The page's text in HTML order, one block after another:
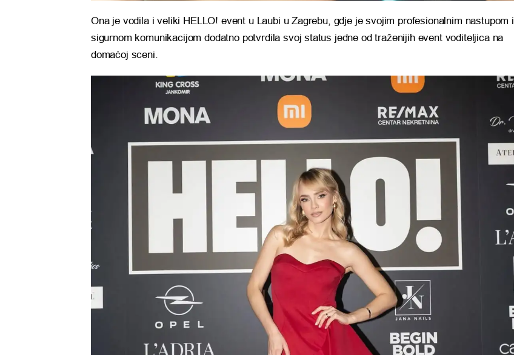
Ona je vodila i veliki HELLO! event u Laubi u Zagrebu, gdje je svojim profesionalnim nastupom i
sigurnom komunikacijom dodatno potvrdila svoj status jedne od traženijih event voditeljica na
domaćoj sceni.